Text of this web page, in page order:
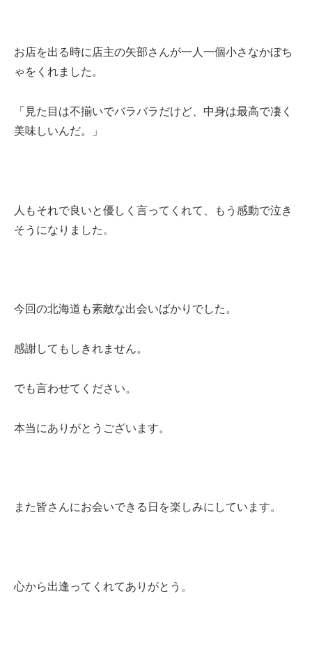
お店を出る時に店主の矢部さんが一人一個小さなかぼち
ゃをくれました。
「見た目は不揃いでバラバラだけど、中身は最高で凄く
美味しいんだ。」
人もそれで良いと優しく言ってくれて、もう感動で泣き
そうになりました。
今回の北海道も素敵な出会いばかりでした。
感謝してもしきれません。
でも言わせてください。
本当にありがとうございます。
また皆さんにお会いできる日を楽しみにしています。
心から出逢ってくれてありがとう。